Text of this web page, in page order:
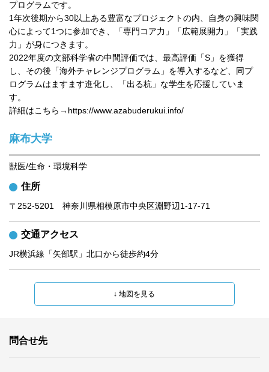
プログラムです。
1年次後期から30以上ある豊富なプロジェクトの内、自身の興味関
心によって1つに参加でき、「専門コア力」「広範展開力」「実践
力」が身につきます。
2022年度の文部科学省の中間評価では、最高評価「S」を獲得
し、その後「海外チャレンジプログラム」を導入するなど、同プ
ログラムはますます進化し、「出る杭」な学生を応援していま
す。
詳細はこちら→https://www.azabuderukui.info/
麻布大学
獣医/生命・環境科学
住所
〒252‐5201　神奈川県相模原市中央区淵野辺1‐17‐71
交通アクセス
JR横浜線「矢部駅」北口から徒歩約4分
問合せ先